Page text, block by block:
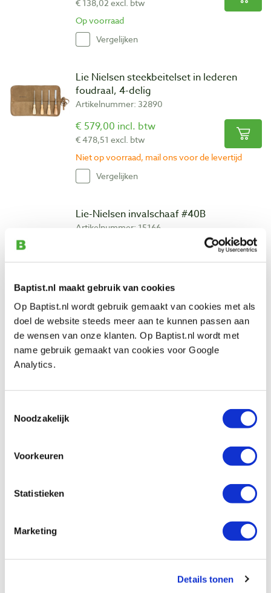
Baptist.nl maakt gebruik van cookies
Op Baptist.nl wordt gebruik gemaakt van cookies met als
doel de website steeds meer aan te kunnen passen aan
de wensen van onze klanten. Op Baptist.nl wordt met
name gebruik gemaakt van cookies voor Google
Analytics.
Noodzakelijk
Voorkeuren
Statistieken
Marketing
Details tonen
€ 138,02 excl. btw
Op voorraad
Vergelijken
Lie Nielsen steekbeitelset in lederen
foudraal, 4-delig
Artikelnummer: 32890
€ 579,00 incl. btw
€ 478,51 excl. btw
Niet op voorraad, mail ons voor de levertijd
Vergelijken
Lie-Nielsen invalschaaf #40B
Artikelnummer: 15166
€ 214,88 excl. btw
Lie-Nielsen kleine grondschaaf #271
(Closed throat)